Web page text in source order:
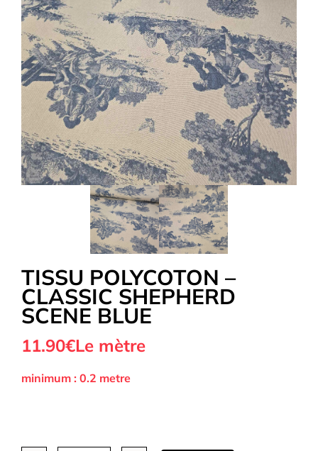
La Mercerie Tous nos Tissus
Autour de la couture OUTLET
Exclusivité WEB
TISSU POLYCOTON –
CLASSIC SHEPHERD
SCENE BLUE
11.90€Le mètre
minimum : 0.2 metre